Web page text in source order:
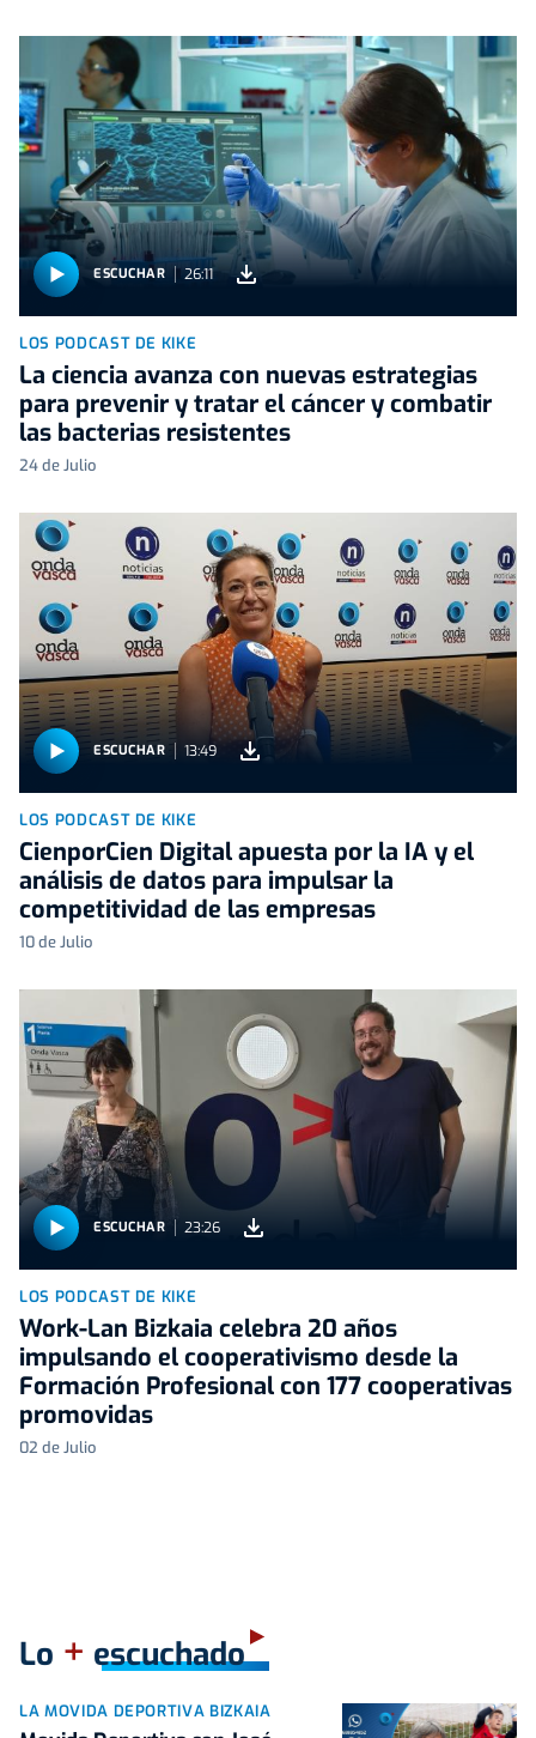
ESCUCHAR 26:11
LOS PODCAST DE KIKE
La ciencia avanza con nuevas estrategias
para prevenir y tratar el cáncer y combatir
las bacterias resistentes
24 de Julio
ESCUCHAR 13:49
LOS PODCAST DE KIKE
CienporCien Digital apuesta por la IA y el
análisis de datos para impulsar la
competitividad de las empresas
10 de Julio
ESCUCHAR 23:26
LOS PODCAST DE KIKE
Work-Lan Bizkaia celebra 20 años
impulsando el cooperativismo desde la
Formación Profesional con 177 cooperativas
promovidas
02 de Julio
Lo + escuchado
LA MOVIDA DEPORTIVA BIZKAIA